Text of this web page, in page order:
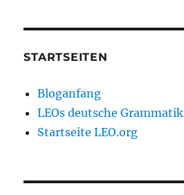
STARTSEITEN
Bloganfang
LEOs deutsche Grammatik
Startseite LEO.org